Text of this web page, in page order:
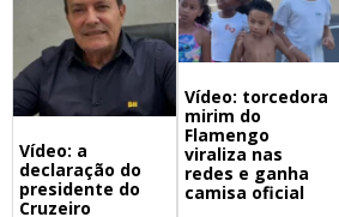
Vídeo: a
declaração do
presidente do
Cruzeiro
Vídeo: torcedora
mirim do
Flamengo
viraliza nas
redes e ganha
camisa oficial